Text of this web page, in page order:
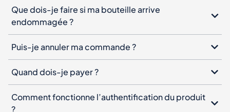
Quand dois-je payer ?
Comment fonctionne l’authentification du produit
?
Newsletter Spiritory